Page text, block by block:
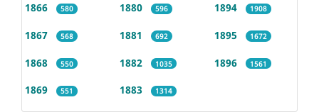
1866 580
1867 568
1868 550
1869 551
1880 596
1881 692
1882 1035
1883 1314
1894 1908
1895 1672
1896 1561